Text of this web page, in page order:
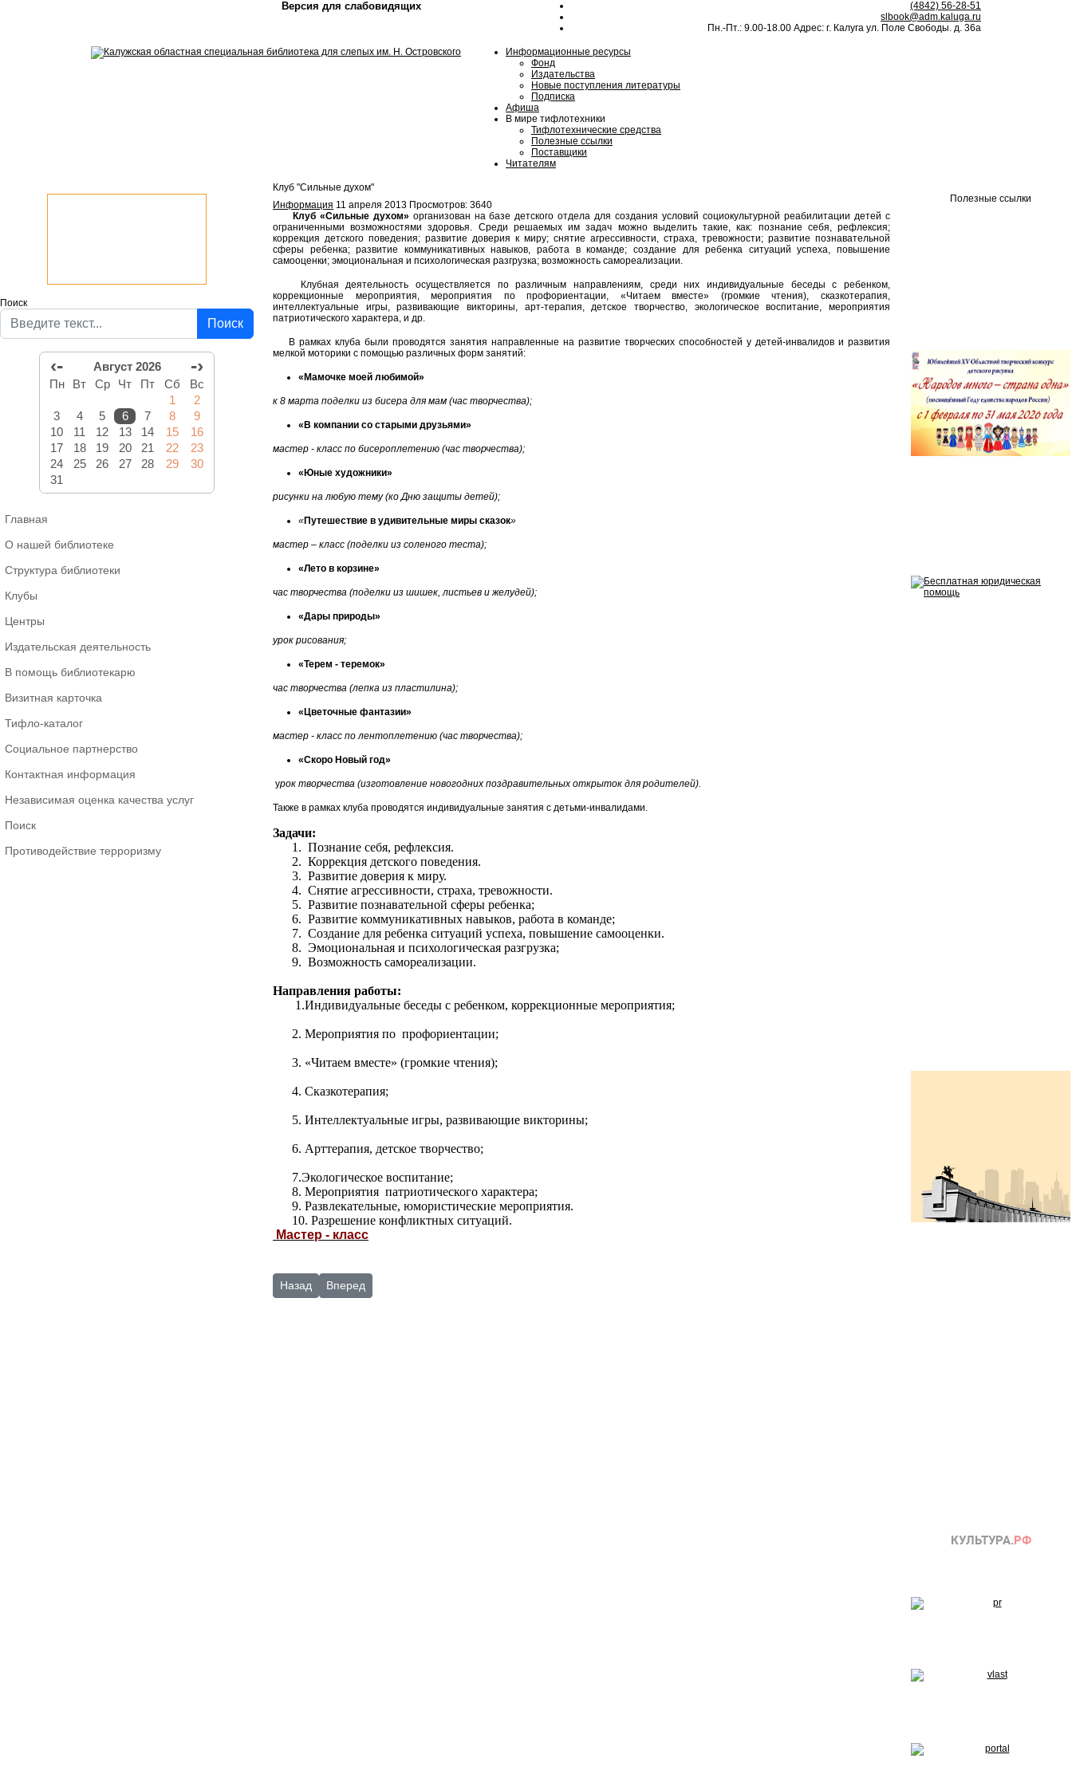
Версия для слабовидящих
(4842) 56-28-51
slbook@adm.kaluga.ru
Пн.-Пт.: 9.00-18.00 Адрес: г. Калуга ул. Поле Свободы. д. 36а
Информационные ресурсы
Фонд
Издательства
Новые поступления литературы
Подписка
Афиша
В мире тифлотехники
Тифлотехнические средства
Полезные ссылки
Поставщики
Читателям
Поиск
Поиск
‹- Август 2026 -›
Пн Вт Ср Чт Пт Сб
Вс
1
2
3
4 5 6 7 8
9
10
11 12 13 14 15
16
17
18 19 20 21 22
23
24
25 26 27 28 29
30
31
Главная
О нашей библиотеке
Структура библиотеки
Клубы
Центры
Издательская деятельность
В помощь библиотекарю
Визитная карточка
Тифло-каталог
Социальное партнерство
Контактная информация
Независимая оценка качества услуг
Поиск
Противодействие терроризму
Клуб "Сильные духом"
Информация 11 апреля 2013 Просмотров: 3640
Клуб «Сильные духом» организован на базе детского отдела для создания условий социокультурной реабилитации детей с
ограниченными возможностями здоровья. Среди решаемых им задач можно выделить такие, как: познание себя, рефлексия;
коррекция детского поведения; развитие доверия к миру; снятие агрессивности, страха, тревожности; развитие познавательной
сферы ребенка; развитие коммуникативных навыков, работа в команде; создание для ребенка ситуаций успеха, повышение
самооценки; эмоциональная и психологическая разгрузка; возможность самореализации.
Клубная деятельность осуществляется по различным направлениям, среди них индивидуальные беседы с ребенком,
коррекционные мероприятия, мероприятия по профориентации, «Читаем вместе» (громкие чтения), сказкотерапия,
интеллектуальные игры, развивающие викторины, арт-терапия, детское творчество, экологическое воспитание, мероприятия
патриотического характера, и др.
В рамках клуба были проводятся занятия направленные на развитие творческих способностей у детей-инвалидов и развития
мелкой моторики с помощью различных форм занятий:
«Мамочке моей любимой»
к 8 марта поделки из бисера для мам (час творчества);
«В компании со старыми друзьями»
мастер - класс по бисероплетению (час творчества);
«Юные художники»
рисунки на любую тему (ко Дню защиты детей);
«Путешествие в удивительные миры сказок»
мастер – класс (поделки из соленого теста);
«Лето в корзине»
час творчества (поделки из шишек, листьев и желудей);
«Дары природы»
урок рисования;
«Терем - теремок»
час творчества (лепка из пластилина);
«Цветочные фантазии»
мастер - класс по лентоплетению (час творчества);
«Скоро Новый год»
урок творчества (изготовление новогодних поздравительных открыток для родителей).
Также в рамках клуба проводятся индивидуальные занятия с детьми-инвалидами.
Задачи:
1. Познание себя, рефлексия.
2. Коррекция детского поведения.
3. Развитие доверия к миру.
4. Снятие агрессивности, страха, тревожности.
5. Развитие познавательной сферы ребенка;
6. Развитие коммуникативных навыков, работа в команде;
7. Создание для ребенка ситуаций успеха, повышение самооценки.
8. Эмоциональная и психологическая разгрузка;
9. Возможность самореализации.
Направления работы:
1.Индивидуальные беседы с ребенком, коррекционные мероприятия;
2. Мероприятия по профориентации;
3. «Читаем вместе» (громкие чтения);
4. Сказкотерапия;
5. Интеллектуальные игры, развивающие викторины;
6. Арттерапия, детское творчество;
7.Экологическое воспитание;
8. Мероприятия патриотического характера;
9. Развлекательные, юмористические мероприятия.
10. Разрешение конфликтных ситуаций.
Мастер - класс
Предыдущий: Секция "Калужские однолюбы"
Назад Следующий: Центр толерантности
Вперед
Полезные ссылки